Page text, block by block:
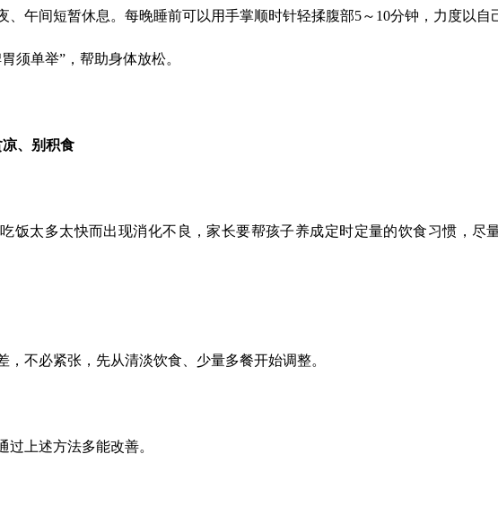
、午间短暂休息。每晚睡前可以用手掌顺时针轻揉腹部5～10分钟，力度以
须单举”，帮助身体放松。
、别积食
饭太多太快而出现消化不良，家长要帮孩子养成定时定量的饮食习惯，尽
不必紧张，先从清淡饮食、少量多餐开始调整。
过上述方法多能改善。